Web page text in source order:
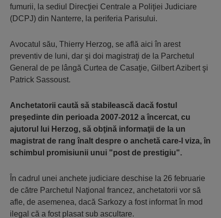
fumurii, la sediul Direcţiei Centrale a Poliţiei Judiciare
(DCPJ) din Nanterre, la periferia Parisului.
Avocatul său, Thierry Herzog, se află aici în arest
preventiv de luni, dar şi doi magistraţi de la Parchetul
General de pe lângă Curtea de Casaţie, Gilbert Azibert şi
Patrick Sassoust.
Anchetatorii caută să stabilească dacă fostul
preşedinte din perioada 2007-2012 a încercat, cu
ajutorul lui Herzog, să obţină informaţii de la un
magistrat de rang înalt despre o anchetă care-l viza, în
schimbul promisiunii unui "post de prestigiu".
În cadrul unei anchete judiciare deschise la 26 februarie
de către Parchetul Naţional francez, anchetatorii vor să
afle, de asemenea, dacă Sarkozy a fost informat în mod
ilegal că a fost plasat sub ascultare.